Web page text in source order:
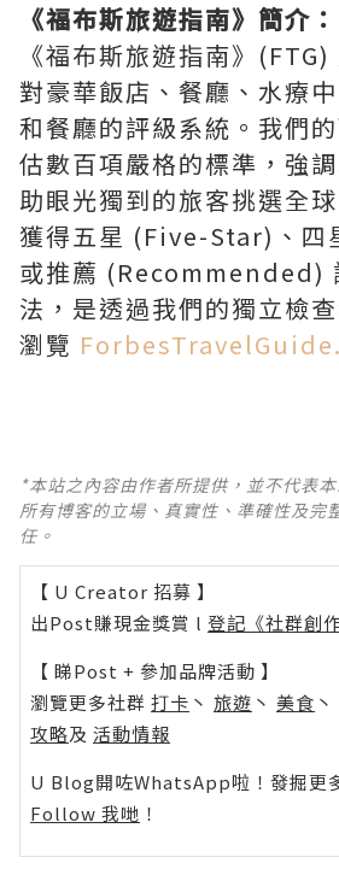
《福布斯旅遊指南》簡介：
《福布斯旅遊指南》
對豪華飯店、餐廳、水療
和餐廳的評級系統。我們
估數百項嚴格的標準，強
助眼光獨到的旅客挑選全
獲得五星 (Five-Star)、
或推薦 (Recommended)
法，是透過我們的獨立檢
瀏覽
*本站之內容由作者所提供，並不代表
所有博客的立場、真實性、準確性及完
任。
【 U Creator 招募 】
出Post賺現金獎賞 l 登記《社群創
【 睇Post + 參加品牌活動 】
瀏覽更多社群 打卡 丶 旅遊 丶 美食 丶
攻略及 活動情報
U Blog開咗WhatsApp啦！發掘更
Follow 我哋 ！